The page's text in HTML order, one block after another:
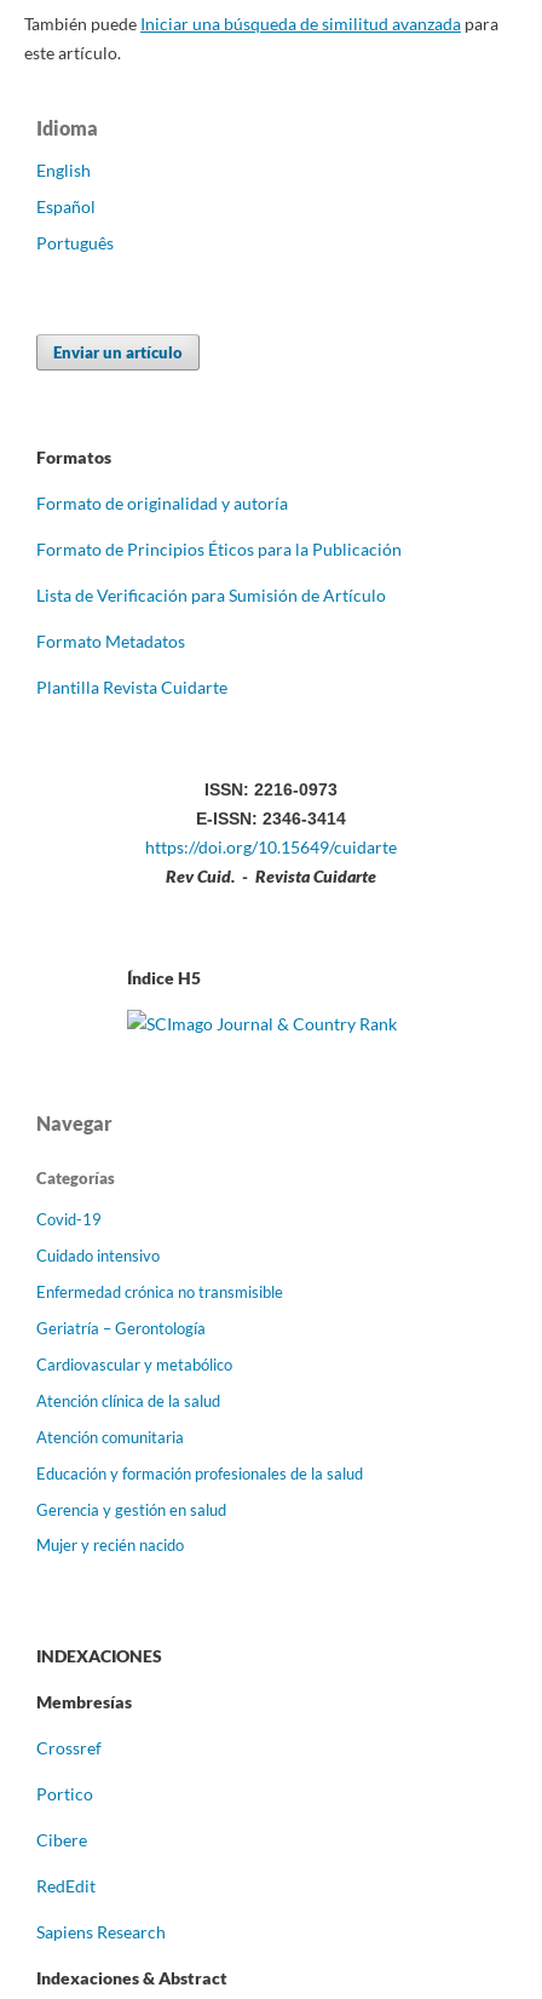
También puede Iniciar una búsqueda de similitud avanzadapara
este artículo.
Idioma
English
Español
Português
Enviar un artículo
Formatos
Formato de originalidad y autoría
Formato de Principios Éticos para la Publicación
Lista de Verificación para Sumisión de Artículo
Formato Metadatos
Plantilla Revista Cuidarte
ISSN: 2216-0973
E-ISSN: 2346-3414
https://doi.org/10.15649/cuidarte
Rev Cuid. - Revista Cuidarte
Índice H5
Navegar
Categorías
Covid-19
Cuidado intensivo
Enfermedad crónica no transmisible
Geriatría – Gerontología
Cardiovascular y metabólico
Atención clínica de la salud
Atención comunitaria
Educación y formación profesionales de la salud
Gerencia y gestión en salud
Mujer y recién nacido
INDEXACIONES
Membresías
Crossref
Portico
Cibere
RedEdit
Sapiens Research
Indexaciones & Abstract